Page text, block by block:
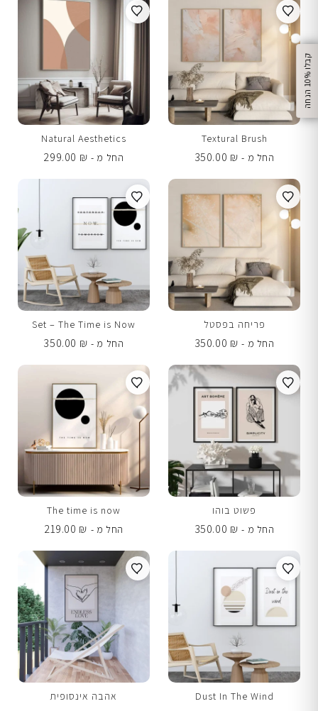
ק
ב
ל
ו
1
0
%
ה
נ
ח
ה
Textural Brush
החל מ -
350.00 ₪
Natural Aesthetics
החל מ -
299.00 ₪
פריחה בפסטל
החל מ -
350.00 ₪
Set – The Time is Now
החל מ -
350.00 ₪
פשוט בוהו
החל מ -
350.00 ₪
The time is now
החל מ -
219.00 ₪
Dust In The Wind
אהבה אינסופית